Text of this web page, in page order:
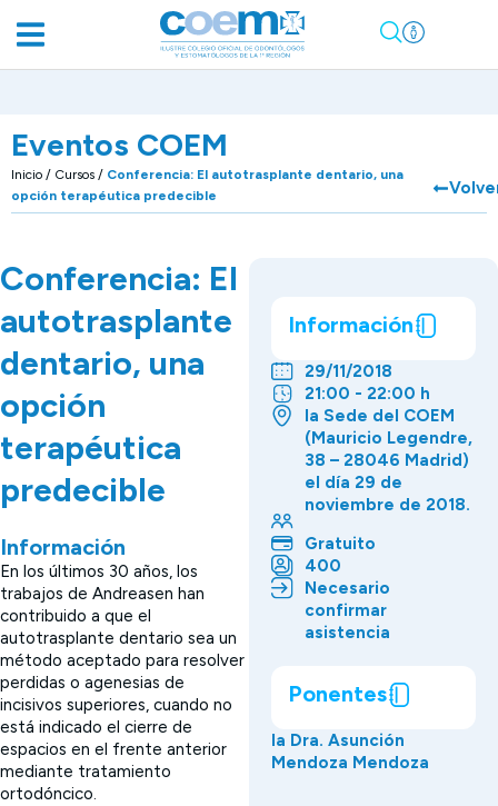
Eventos COEM
Inicio / Cursos / Conferencia: El autotrasplante dentario, una
opción terapéutica predecible
Conferencia: El
autotrasplante
dentario, una
opción
terapéutica
predecible
Información
En los últimos 30 años, los
trabajos de Andreasen han
contribuido a que el
autotrasplante dentario sea un
método aceptado para resolver
perdidas o agenesias de
incisivos superiores, cuando no
está indicado el cierre de
espacios en el frente anterior
mediante tratamiento
ortodóncico.
Información
29/11/2018
21:00 - 22:00 h
la Sede del COEM
(Mauricio Legendre,
38 – 28046 Madrid)
el día 29 de
noviembre de 2018.
Gratuito
400
Necesario
confirmar
asistencia
Ponentes
la Dra. Asunción
Mendoza Mendoza